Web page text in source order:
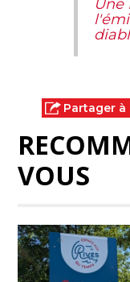
Une
Partager
VOUS